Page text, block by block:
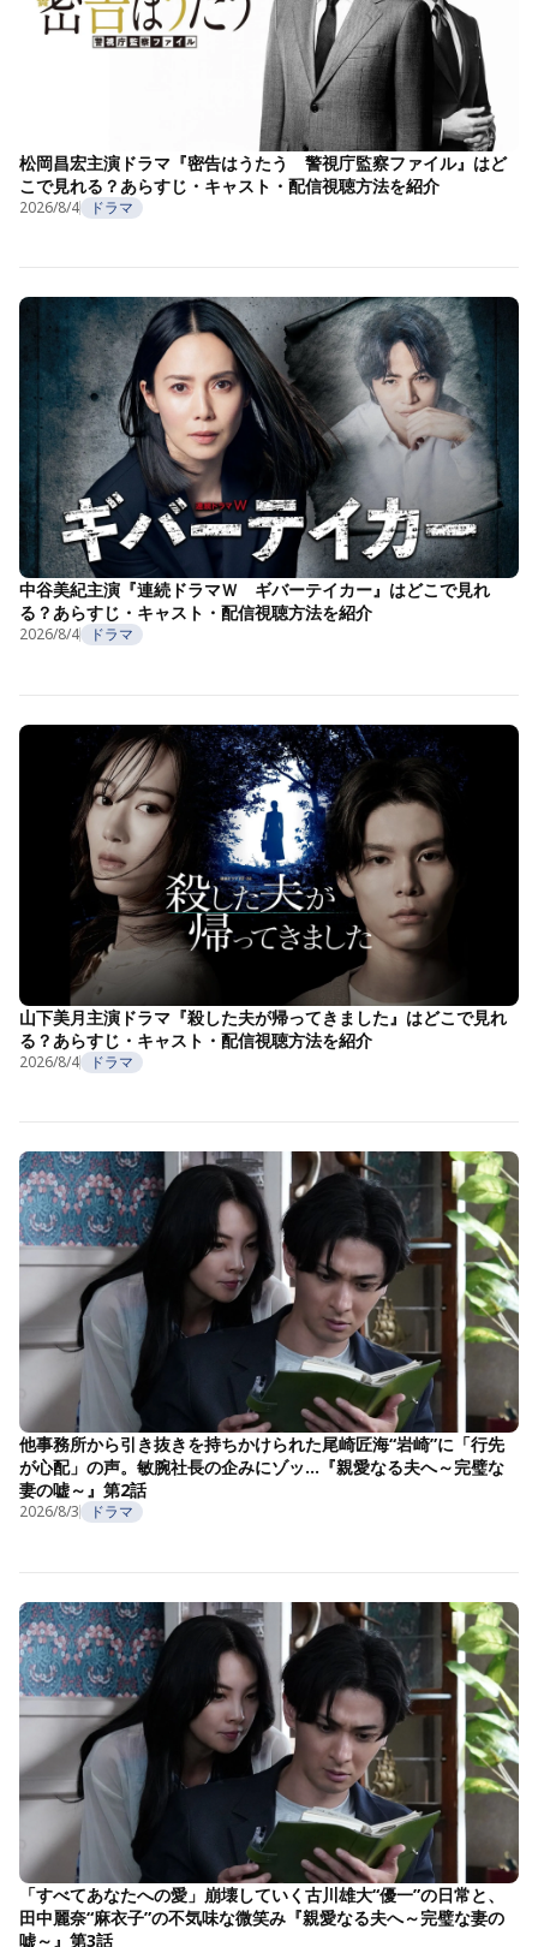
松岡昌宏主演ドラマ『密告はうたう 警視庁監察ファイル』はど
こで見れる？あらすじ・キャスト・配信視聴方法を紹介
2026/8/4 ドラマ
中谷美紀主演『連続ドラマＷ ギバーテイカー』はどこで見れ
る？あらすじ・キャスト・配信視聴方法を紹介
2026/8/4 ドラマ
山下美月主演ドラマ『殺した夫が帰ってきました』はどこで見れ
る？あらすじ・キャスト・配信視聴方法を紹介
2026/8/4 ドラマ
他事務所から引き抜きを持ちかけられた尾崎匠海“岩崎”に「行先
が心配」の声。敏腕社長の企みにゾッ…『親愛なる夫へ～完璧な
妻の嘘～』第2話
2026/8/3 ドラマ
「すべてあなたへの愛」崩壊していく古川雄大“優一”の日常と、
田中麗奈“麻衣子”の不気味な微笑み『親愛なる夫へ～完璧な妻の
嘘～』第3話